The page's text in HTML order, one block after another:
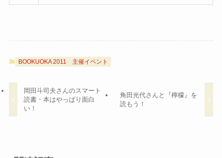
BOOKUOKA 2011 主催イベント
岡田斗司夫さんのスマート
読書・本はやっぱり面白
い！
角田光代さんと『檸檬』を
読もう！